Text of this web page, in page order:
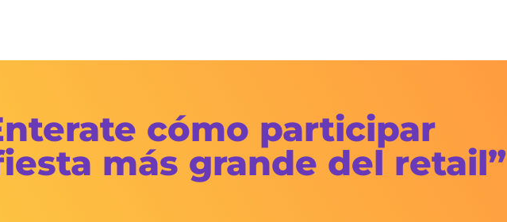
cómo participar
más grande del retail”